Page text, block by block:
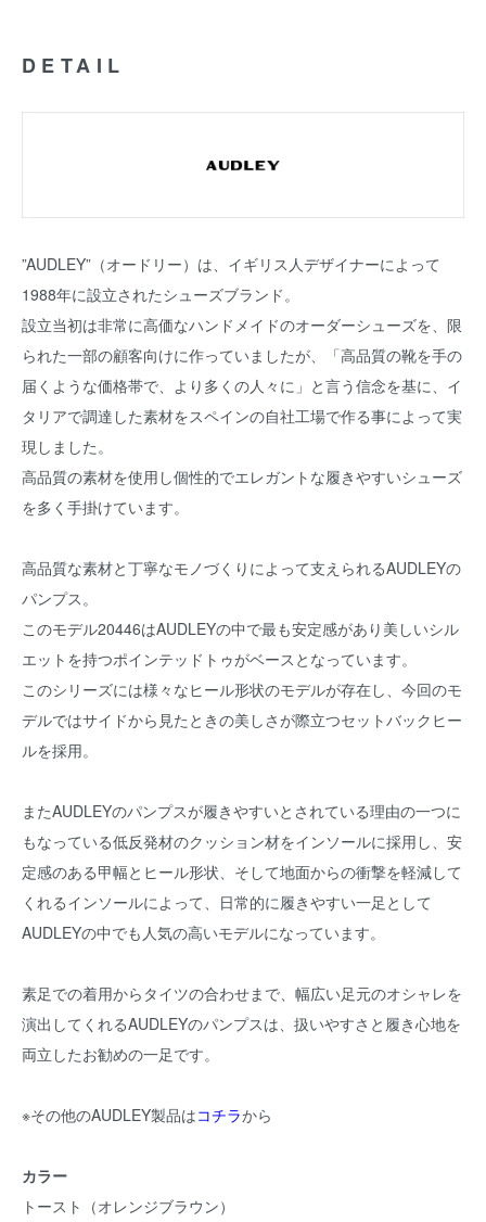
DETAIL
”AUDLEY”（オードリー）は、イギリス人デザイナーによって
1988年に設立されたシューズブランド。
設立当初は非常に高価なハンドメイドのオーダーシューズを、限
られた一部の顧客向けに作っていましたが、「高品質の靴を手の
届くような価格帯で、より多くの人々に」と言う信念を基に、イ
タリアで調達した素材をスペインの自社工場で作る事によって実
現しました。
高品質の素材を使用し個性的でエレガントな履きやすいシューズ
を多く手掛けています。
高品質な素材と丁寧なモノづくりによって支えられるAUDLEYの
パンプス。
このモデル20446はAUDLEYの中で最も安定感があり美しいシル
エットを持つポインテッドトゥがベースとなっています。
このシリーズには様々なヒール形状のモデルが存在し、今回のモ
デルではサイドから見たときの美しさが際立つセットバックヒー
ルを採用。
またAUDLEYのパンプスが履きやすいとされている理由の一つに
もなっている低反発材のクッション材をインソールに採用し、安
定感のある甲幅とヒール形状、そして地面からの衝撃を軽減して
くれるインソールによって、日常的に履きやすい一足として
AUDLEYの中でも人気の高いモデルになっています。
素足での着用からタイツの合わせまで、幅広い足元のオシャレを
演出してくれるAUDLEYのパンプスは、扱いやすさと履き心地を
両立したお勧めの一足です。
※その他のAUDLEY製品はコチラから
カラー
トースト（オレンジブラウン）